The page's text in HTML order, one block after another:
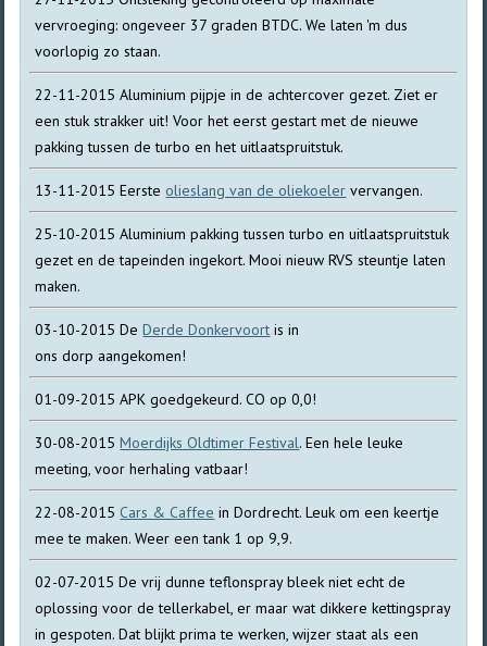
vervroeging: ongeveer 37 graden BTDC. We laten 'm dus
voorlopig zo staan.
22-11-2015 Aluminium pijpje in de achtercover gezet. Ziet er
een stuk strakker uit! Voor het eerst gestart met de nieuwe
pakking tussen de turbo en het uitlaatspruitstuk.
13-11-2015 Eerste olieslang van de oliekoeler vervangen.
25-10-2015 Aluminium pakking tussen turbo en uitlaatspruitstuk
gezet en de tapeinden ingekort. Mooi nieuw RVS steuntje laten
maken.
03-10-2015 DeDerde Donkervoort is in
ons dorp aangekomen!
01-09-2015 APK goedgekeurd. CO op 0,0!
30-08-2015Moerdijks Oldtimer Festival. Een hele leuke
meeting, voor herhaling vatbaar!
22-08-2015 Cars & Caffee in Dordrecht. Leuk om een keertje
mee te maken. Weer een tank 1 op 9,9.
02-07-2015 De vrij dunne teflonspray bleek niet echt de
oplossing voor de tellerkabel, er maar wat dikkere kettingspray
in gespoten. Dat blijkt prima te werken, wijzer staat als een